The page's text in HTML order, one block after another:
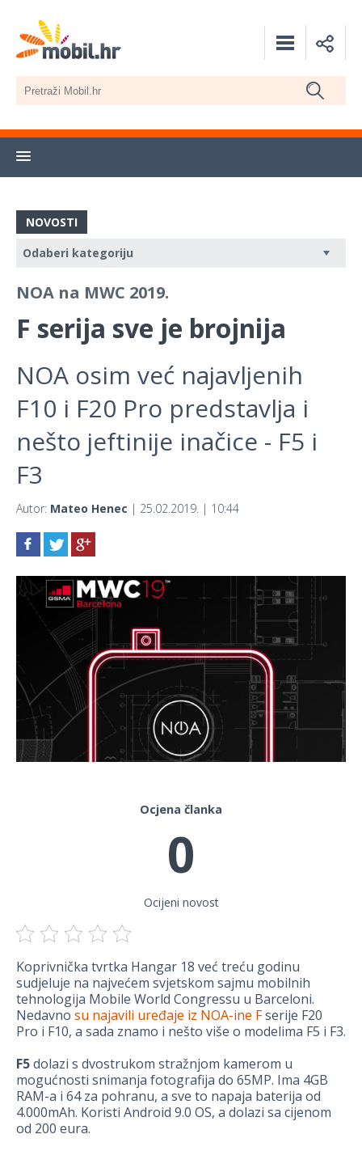
NOVOSTI
NOA na MWC 2019.
F serija sve je brojnija
NOA osim već najavljenih
F10 i F20 Pro predstavlja i
nešto jeftinije inačice - F5 i
F3
Autor: Mateo Henec | 25.02.2019. | 10:44
Ocjena članka
0
Ocijeni novost
Koprivnička tvrtka Hangar 18 već treću godinu
sudjeluje na najvećem svjetskom sajmu mobilnih
tehnologija Mobile World Congressu u Barceloni.
Nedavno su najavili uređaje iz NOA-ine Fserije F20
Pro i F10, a sada znamo i nešto više o modelima F5 i F3.
F5dolazi s dvostrukom stražnjom kamerom u
mogućnosti snimanja fotografija do 65MP. Ima 4GB
RAM-a i 64 za pohranu, a sve to napaja baterija od
4.000mAh. Koristi Android 9.0 OS, a dolazi sa cijenom
od 200 eura.